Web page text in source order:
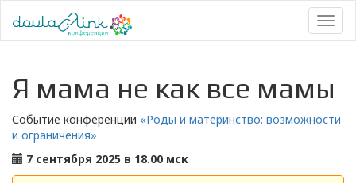
Я мама не как все мамы
Событие конференции «Роды и материнство: возможности
и ограничения»
7 сентября 2025 в 18.00 мск